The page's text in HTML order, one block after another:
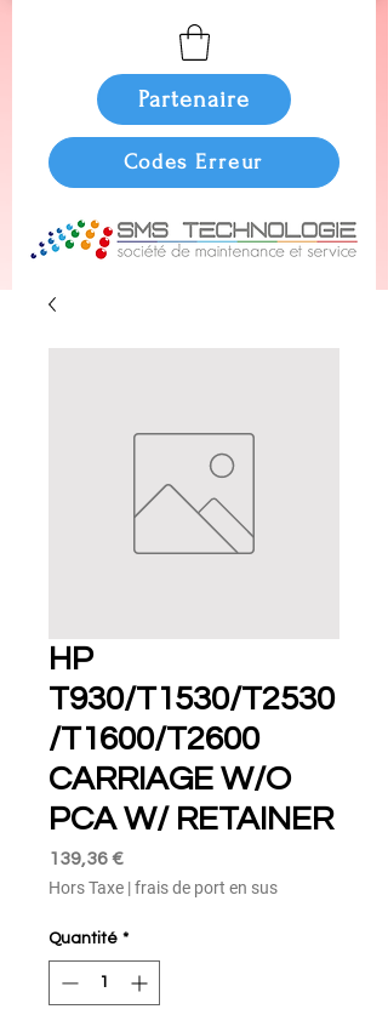
Partenaire
Codes Erreur
HP
T930/T1530/T2530
/T1600/T2600
CARRIAGE W/O
PCA W/ RETAINER
139,36 €Prix
Hors Taxe |frais de port en sus
Quantité *